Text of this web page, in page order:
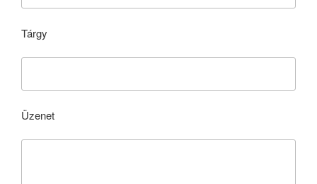
Tárgy
Üzenet